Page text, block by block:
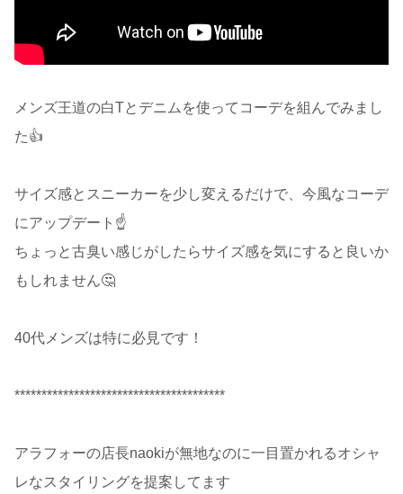
メンズ王道の白Tとデニムを使ってコーデを組んでみまし
た👍
サイズ感とスニーカーを少し変えるだけで、今風なコーデ
にアップデート☝️
ちょっと古臭い感じがしたらサイズ感を気にすると良いか
もしれません🤔
40代メンズは特に必見です！
***************************************
アラフォーの店長naokiが無地なのに一目置かれるオシャ
レなスタイリングを提案してます